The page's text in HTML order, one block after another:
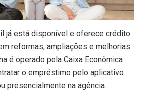
já está disponível e oferece crédito
reformas, ampliações e melhorias
é operado pela Caixa Econômica
o empréstimo pelo aplicativo
presencialmente na agência.